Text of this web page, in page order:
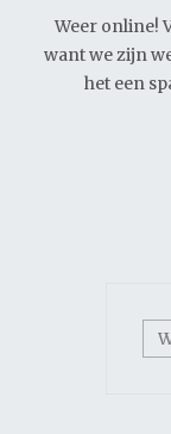
Weer online!
want we zijn
het een